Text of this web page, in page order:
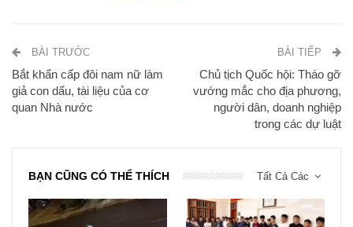
BÀI TRƯỚC
Bắt khẩn cấp đôi nam nữ làm
giả con dấu, tài liệu của cơ
quan Nhà nước
BÀI TIẾP
Chủ tịch Quốc hội: Tháo gỡ
vướng mắc cho địa phương,
người dân, doanh nghiệp
trong các dự luật
Tất Cả Các
BẠN CŨNG CÓ THỂ THÍCH